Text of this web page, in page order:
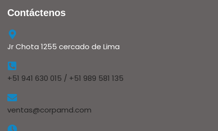
Contáctenos
Jr Chota 1255 cercado de Lima
+51 941 630 015 / +51 989 581 135
ventas@corpamd.com